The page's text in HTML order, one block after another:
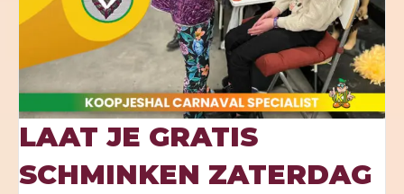
LAAT JE GRATIS
SCHMINKEN ZATERDAG